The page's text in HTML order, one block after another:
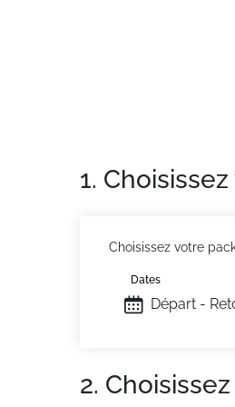
À St
1.
Choisissez votre
Départ -
Dates
2.